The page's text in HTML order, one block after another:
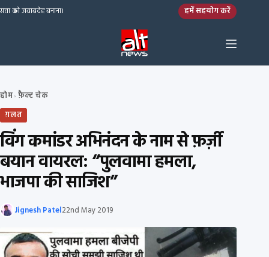
Skip to content
सत्ता को जवाबदेह बनाना। हमें सहयोग करें
होम› फ़ैक्ट चेक
ग़लत
विंग कमांडर अभिनंदन के नाम से फ़र्ज़ी
बयान वायरल: “पुलवामा हमला,
भाजपा की साजिश”
Jignesh Patel22nd May 2019